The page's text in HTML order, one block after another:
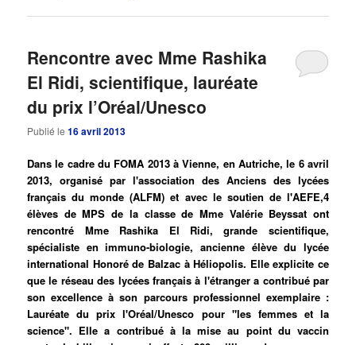
Rencontre avec Mme Rashika
El Ridi, scientifique, lauréate
du prix l’Oréal/Unesco
Publié le16 avril 2013
Dans le cadre du FOMA 2013 à Vienne, en Autriche, le 6 avril
2013, organisé par l'association des Anciens des lycées
français du monde (ALFM) et avec le soutien de l'AEFE,4
élèves de MPS de la classe de Mme Valérie Beyssat ont
rencontré Mme Rashika El Ridi, grande scientifique,
spécialiste en immuno-biologie, ancienne élève du lycée
international Honoré de Balzac à Héliopolis. Elle explicite ce
que le réseau des lycées français à l'étranger a contribué par
son excellence à son parcours professionnel exemplaire :
Lauréate du prix l'Oréal/Unesco pour "les femmes et la
science". Elle a contribué à la mise au point du vaccin